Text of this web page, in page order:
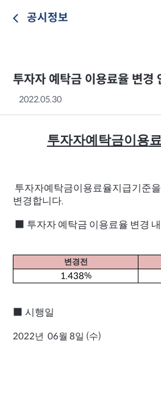
공시정보
투자자 예탁금 이용료율 변경
2022.05.30
투자자예탁금이용
투자자예탁금이용료율지급기준을
변경합니다.
■ 투자자 예탁금 이용료율 변경
변경전
1.438%
■ 시행일
2022년 06월 8일 (수)